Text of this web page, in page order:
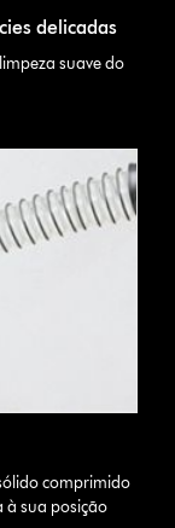
delicadas
suave do
comprimido
à sua posição